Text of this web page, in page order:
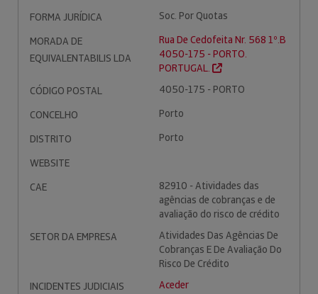
FORMA JURÍDICA
Soc. Por Quotas
MORADA DE
EQUIVALENTABILIS LDA
Rua De Cedofeita Nr. 568 1º.B
4050-175 - PORTO.
PORTUGAL.
CÓDIGO POSTAL
4050-175 - PORTO
CONCELHO
Porto
DISTRITO
Porto
WEBSITE
CAE
82910 - Atividades das
agências de cobranças e de
avaliação do risco de crédito
SETOR DA EMPRESA
Atividades Das Agências De
Cobranças E De Avaliação Do
Risco De Crédito
INCIDENTES JUDICIAIS
Aceder